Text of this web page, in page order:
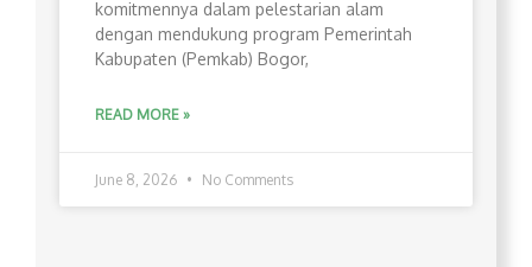
komitmennya dalam pelestarian alam
dengan mendukung program Pemerintah
Kabupaten (Pemkab) Bogor,
READ MORE »
June 8, 2026 No Comments